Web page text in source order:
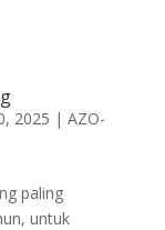
2025 | AZO-
paling
untuk